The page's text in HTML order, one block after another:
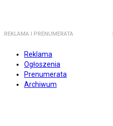
REKLAMA I PRENUMERATA
Reklama
Ogłoszenia
Prenumerata
Archiwum